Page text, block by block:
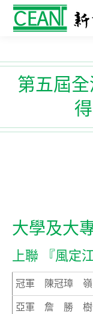
第五屆
大學及大
上聯 『風定
冠軍 陳冠璋 嶺
亞軍 詹 勝 樹